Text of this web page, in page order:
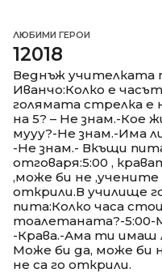
ЛЮБИМИ ГЕРОИ
12018
Веднъж учителката
Иванчо:Колко е
голямата стрелка е
на 5? – Не знам.-Кое
мууу?-Не знам.-Има
-Не знам.- Вкъщи
отговаря:5:00 ,
,може би не ,учените
открили.В училище
пита:Колко часа
тоалетаната?-5:00-
-Крава.-Ама ти имаш
Може би да, може би
не са го открили.